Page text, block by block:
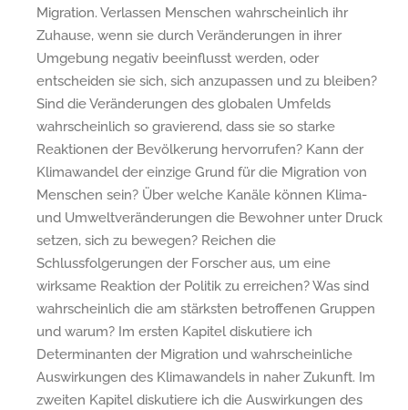
Migration. Verlassen Menschen wahrscheinlich ihr
Zuhause, wenn sie durch Veränderungen in ihrer
Umgebung negativ beeinflusst werden, oder
entscheiden sie sich, sich anzupassen und zu bleiben?
Sind die Veränderungen des globalen Umfelds
wahrscheinlich so gravierend, dass sie so starke
Reaktionen der Bevölkerung hervorrufen? Kann der
Klimawandel der einzige Grund für die Migration von
Menschen sein? Über welche Kanäle können Klima-
und Umweltveränderungen die Bewohner unter Druck
setzen, sich zu bewegen? Reichen die
Schlussfolgerungen der Forscher aus, um eine
wirksame Reaktion der Politik zu erreichen? Was sind
wahrscheinlich die am stärksten betroffenen Gruppen
und warum? Im ersten Kapitel diskutiere ich
Determinanten der Migration und wahrscheinliche
Auswirkungen des Klimawandels in naher Zukunft. Im
zweiten Kapitel diskutiere ich die Auswirkungen des